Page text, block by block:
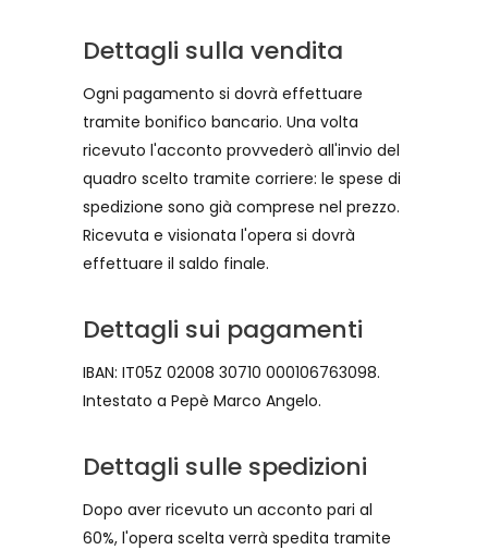
Dettagli sulla vendita
Ogni pagamento si dovrà effettuare
tramite bonifico bancario. Una volta
ricevuto l'acconto provvederò all'invio del
quadro scelto tramite corriere: le spese di
spedizione sono già comprese nel prezzo.
Ricevuta e visionata l'opera si dovrà
effettuare il saldo finale.
Dettagli sui pagamenti
IBAN: IT05Z 02008 30710 000106763098.
Intestato a Pepè Marco Angelo.
Dettagli sulle spedizioni
Dopo aver ricevuto un acconto pari al
60%, l'opera scelta verrà spedita tramite